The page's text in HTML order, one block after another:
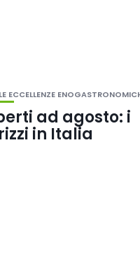
LE ECCELLENZE
ad agosto: i
in Italia